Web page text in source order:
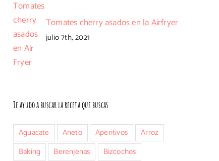
Tomates cherry asados en la Airfryer
julio 7th, 2021
Te ayudo a buscar la receta que buscas
Aguacate Aneto Aperitivos
Arroz
Baking
Berenjenas
Bizcochos